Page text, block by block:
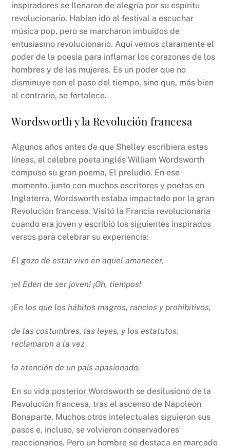
inspiradores se llenaron de alegría por su espíritu
revolucionario. Habían ido al festival a escuchar
música pop, pero se marcharon imbuidos de
entusiasmo revolucionario. Aquí vemos claramente el
poder de la poesía para inflamar los corazones de los
hombres y de las mujeres. Es un poder que no
disminuye con el paso del tiempo, sino que, más bien
al contrario, se fortalece.
Wordsworth y la Revolución francesa
Algunos años antes de que Shelley escribiera estas
líneas, el célebre poeta inglés William Wordsworth
compuso su gran poema, El preludio. En ese
momento, junto con muchos escritores y poetas en
Inglaterra, Wordsworth estaba impactado por la gran
Revolución francesa. Visitó la Francia revolucionaria
cuando era joven y escribió los siguientes inspirados
versos para celebrar su experiencia:
El gozo de estar vivo en aquel amanecer,
¡el Eden de ser joven! ¡Oh, tiempos!
¡En los que los hábitos magros, rancios y prohibitivos,
de las costumbres, las leyes, y los estatutos,
reclamaron a la vez
la atención de un país apasionado.
En su vida posterior Wordsworth se desilusionó de la
Revolución francesa, tras el ascenso de Napoleón
Bonaparte. Muchos otros intelectuales siguieron sus
pasos e, incluso, se volvieron conservadores
reaccionarios. Pero un hombre se destaca en marcado